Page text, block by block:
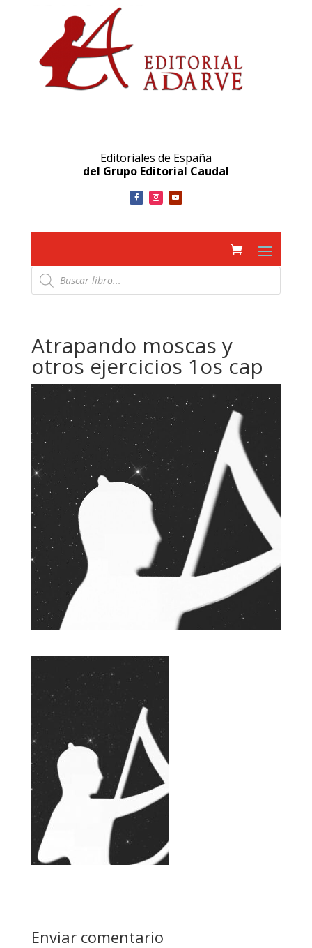
Editoriales de España
del Grupo Editorial Caudal
Búsqueda
de
productos
Atrapando moscas y
otros ejercicios 1os cap
Enviar comentario